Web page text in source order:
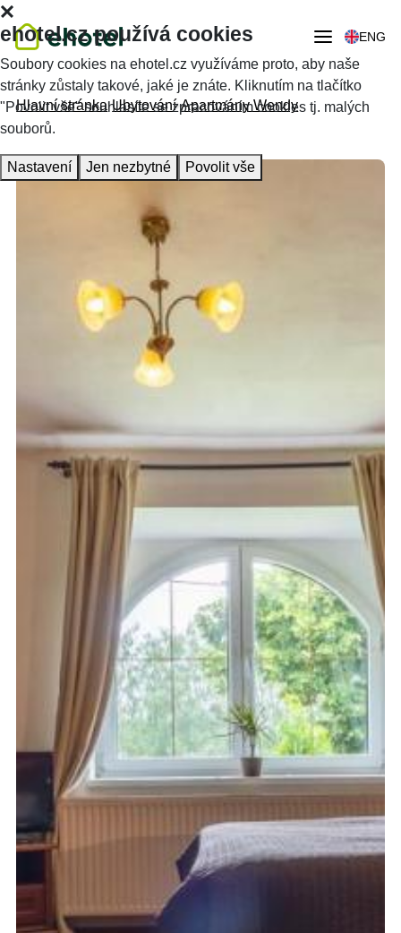
ENG
Hlavní stránka Ubytování Apartmány Wendy
ehotel.cz používá cookies
Soubory cookies na ehotel.cz využíváme proto, aby naše
stránky zůstaly takové, jaké je znáte. Kliknutím na tlačítko
"Povolit vše" souhlasíte se zpracováním cookies tj. malých
souborů.
Nastavení Jen nezbytné Povolit vše